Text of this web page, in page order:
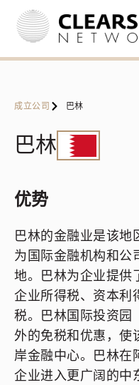
成立公司 巴林
巴林
优势
巴林的金融业是该地
为国际金融机构和公
地。巴林为企业提供
企业所得税、资本利
税。巴林国际投资园
外的免税和优惠，使
岸金融中心。巴林在
企业进入更广阔的中